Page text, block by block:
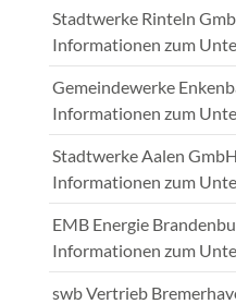
Stadtwerke Rinteln
Informationen zum
Gemeindewerke
Informationen zum
Stadtwerke Aalen
Informationen zum
EMB Energie
Informationen zum
swb Vertrieb